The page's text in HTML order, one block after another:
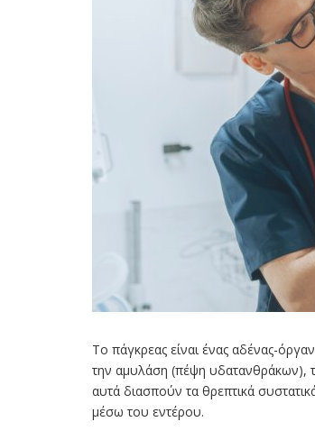
Το πάγκρεας είναι ένας αδένας-
την αμυλάση (πέψη υδατανθράκων),
αυτά διασπούν τα θρεπτικά
μέσω του εντέρου.